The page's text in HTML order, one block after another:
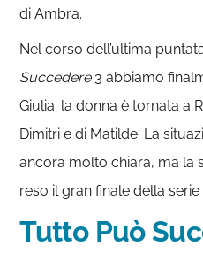
di Ambra.
Nel corso dell’ultima
Succedere 3 abbiamo
Giulia: la donna è tornata a
Dimitri e di Matilde. La
ancora molto chiara, ma la
reso il gran finale della
Tutto Può